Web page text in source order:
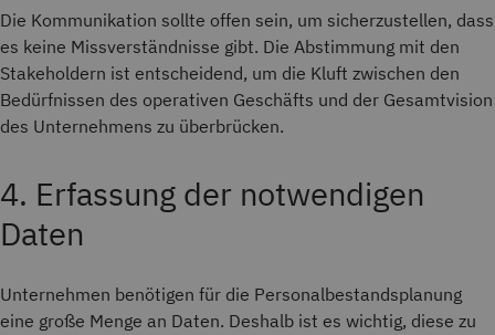
Die Kommunikation sollte offen sein, um sicherzustellen, dass
es keine Missverständnisse gibt. Die Abstimmung mit den
Stakeholdern ist entscheidend, um die Kluft zwischen den
Bedürfnissen des operativen Geschäfts und der Gesamtvision
des Unternehmens zu überbrücken.
4. Erfassung der notwendigen
Daten
Unternehmen benötigen für die Personalbestandsplanung
eine große Menge an Daten. Deshalb ist es wichtig, diese zu